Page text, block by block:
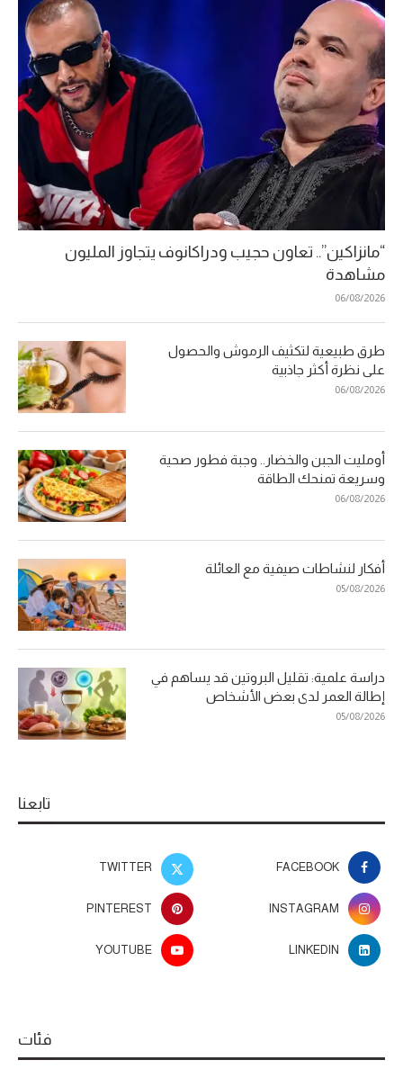
“مانزاكين”.. تعاون حجيب ودراكانوف يتجاوز المليون
مشاهدة
06/08/2026
طرق طبيعية لتكثيف الرموش والحصول
على نظرة أكثر جاذبية
06/08/2026
أومليت الجبن والخضار.. وجبة فطور صحية
وسريعة تمنحك الطاقة
06/08/2026
أفكار لنشاطات صيفية مع العائلة
05/08/2026
دراسة علمية: تقليل البروتين قد يساهم في
إطالة العمر لدى بعض الأشخاص
05/08/2026
تابعنا
FACEBOOK
TWITTER
INSTAGRAM
PINTEREST
LINKEDIN
YOUTUBE
فئات